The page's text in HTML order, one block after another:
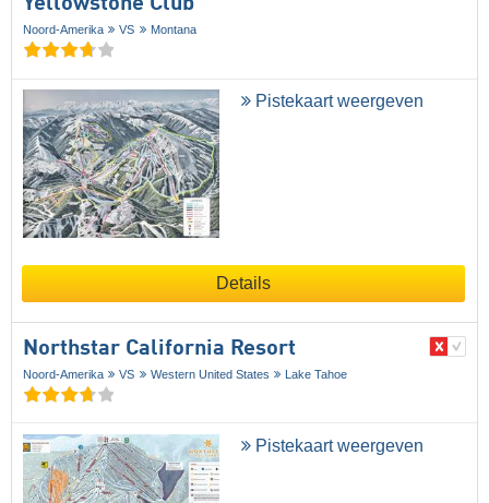
Yellowstone Club
Noord-Amerika VS Montana
Pistekaart weergeven
Details
Northstar California Resort
Noord-Amerika VS Western United States Lake Tahoe
Pistekaart weergeven